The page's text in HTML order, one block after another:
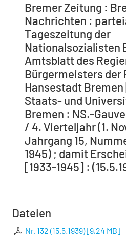
Bremer Zeitung :
Nachrichten :
Tageszeitung der
Nationalsozialisten
Amtsblatt des
Bürgermeisters der
Hansestadt
Staats- und
Bremen : NS.-
/ 4. Vierteljahr (1.
Jahrgang 15,
1945) ; damit
[1933-1945] :
Dateien
Nr. 132 (15.5.1939)[9,24 MB]